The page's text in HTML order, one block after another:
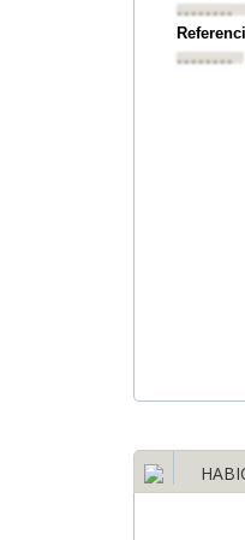
••••••••
••••••••